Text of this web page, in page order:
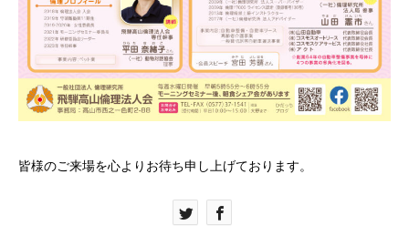
皆様のご来場を心よりお待ち申し上げております。